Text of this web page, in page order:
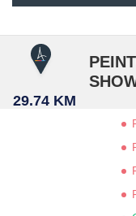
29.74 KM